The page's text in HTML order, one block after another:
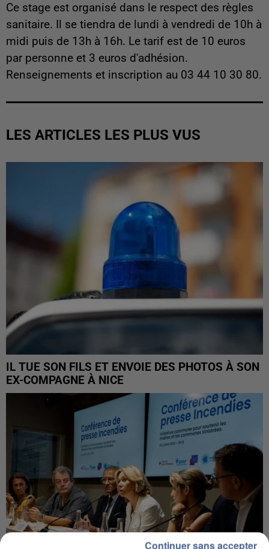
Ce stage est organisé dans le respect des règles
sanitaire. Il se tiendra de lundi à vendredi de 10h à
midi puis de 13h à 16h. Le tarif est de 10 euros
par personne et 3 euros d'adhésion.
Renseignements et inscription au 03 44 10 30 80.
LES ARTICLES LES PLUS VUS
IL TUE SON FILS ET ENVOIE DES PHOTOS À SON
EX-COMPAGNE À NICE
Continuer sans accepter